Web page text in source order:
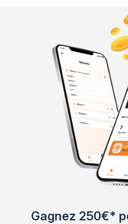
Gagnez 250€*